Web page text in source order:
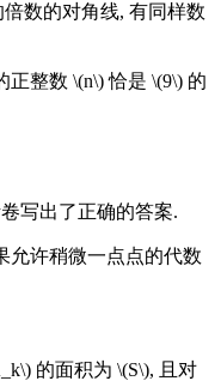
数的对角线, 有同样数
整数 \(n\) 恰是 \(9\) 的
写出了正确的答案.
允许稍微一点点的代数
的面积为 \(S\), 且对